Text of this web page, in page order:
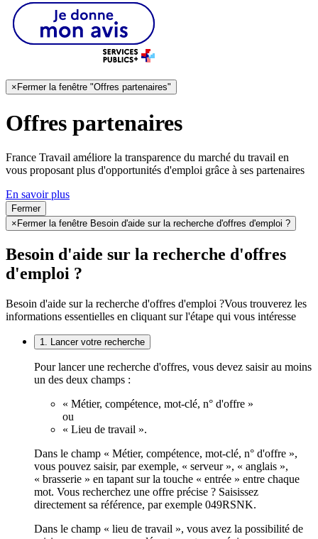
× Fermer la fenêtre "Offres partenaires"
Offres partenaires
France Travail améliore la transparence du marché du travail en
vous proposant plus d'opportunités d'emploi grâce à ses partenaires
En savoir plus
Fermer
× Fermer la fenêtre Besoin d'aide sur la recherche d'offres d'emploi ?
Besoin d'aide sur la recherche d'offres
d'emploi ?
Besoin d'aide sur la recherche d'offres d'emploi ?Vous trouverez les
informations essentielles en cliquant sur l'étape qui vous intéresse
1. Lancer votre recherche
Pour lancer une recherche d'offres, vous devez saisir au moins
un des deux champs :
« Métier, compétence, mot-clé, n° d'offre »
ou
« Lieu de travail ».
Dans le champ « Métier, compétence, mot-clé, n° d'offre »,
vous pouvez saisir, par exemple, « serveur », « anglais »,
« brasserie » en tapant sur la touche « entrée » entre chaque
mot. Vous recherchez une offre précise ? Saisissez
directement sa référence, par exemple 049RSNK.
Dans le champ « lieu de travail », vous avez la possibilité de